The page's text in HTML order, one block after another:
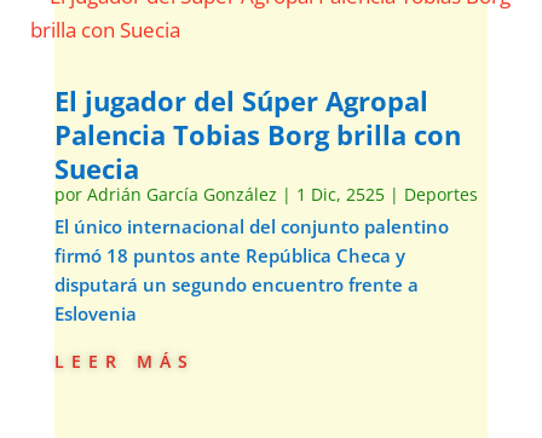
El jugador del Súper Agropal
Palencia Tobias Borg brilla con
Suecia
por Adrián García González | 1 Dic, 2525| Deportes
El único internacional del conjunto palentino
firmó 18 puntos ante República Checa y
disputará un segundo encuentro frente a
Eslovenia
leer más